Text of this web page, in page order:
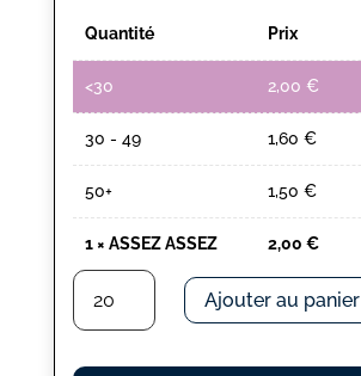
Quantité Prix
<30 2,00 €
30 - 49 1,60 €
50+ 1,50 €
1× ASSEZ ASSEZ 2,00 €
quantité
ASSEZ
ASSEZ
Ajouter au panier